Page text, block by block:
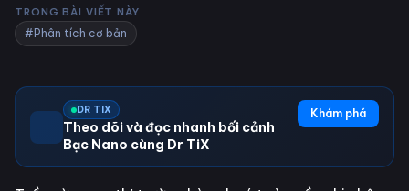
TRONG BÀI VIẾT NÀY
#Phân tích cơ bản
DR TIX
Theo dõi và đọc nhanh bối cảnh
Bạc Nano cùng Dr TiX
Khám phá